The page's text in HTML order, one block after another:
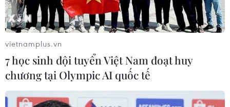
Gazprom giao lô hàng LNG đầu tiên cho
vietnamplus.vn
7 học sinh đội tuyển Việt Nam đoạt huy
chương tại Olympic AI quốc tế